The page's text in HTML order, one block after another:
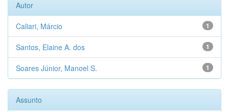
Autor
1
Caliari, Márcio
1
Santos, Elaine A. dos
1
Soares Júnior, Manoel S.
Assunto